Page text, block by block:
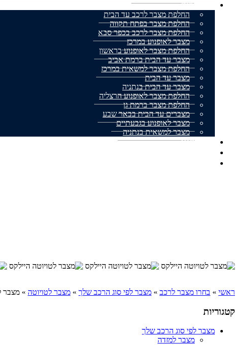
מאמרים
החלפת מצבר לרכב עד הבית
החלפת מצבר בפתח תקווה
החלפת מצבר לרכב בכפר סבא
מצבר לאופנוע במרכז
החלפת מצבר לאופנוע בראשון
מצבר עד הבית ברמת אביב
החלפת מצבר למשאית במרכז
מצבר עד הבית
מצבר עד הבית בנתניה
החלפת מצבר לאופנוע הרצליה
החלפת מצבר ברמת גן
מצברים עד הבית בבאר שבע
מצבר לאופנוע בגבעתיים
מצבר למשאית בנתניה
אודותינו
ראשי » בחרו מצבר לרכב » מצבר לפי סוג הרכב שלך » מצבר לטויוטה » מצבר
קטגוריות
מצבר לפי סוג הרכב שלך
מצבר למזדה